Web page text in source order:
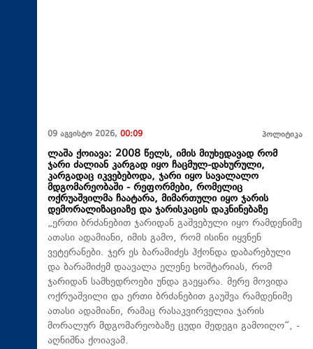
09 აგვისტო 2026, 00:09 პოლიტიკა
ლაშა ქოიავა: 2008 წელს, იმის მიუხედავად რომ
ჯარი ძალიან კარგად იყო ჩაცმულ-დახურული,
კარგადაც იკვებებოდა, ჯარი იყო სავალალო
მდგომარეობაში - რეფორმები, რომელიც
ოქრუაშვილმა ჩაატარა, მიმართული იყო ჯარის
დემორალიზაციაზე და ჯარისკაცის დაკნინებაზე
„ერთი ბრძანებით ჯარიდან გაშვებული იყო რამდენიმე
ათასი ადამიანი, იმის გამო, რომ ისინი იყვნენ
ვეტერანები. ჯერ ეს ბარამიძეს ჰქონდა დაბარებული
და ბარამიძემ დაავალა ელენე ხოშტარიას, რომ
ჯარიდან სამხედროები უნდა გაეყარა. მერე მოვიდა
ოქრუაშვილი და ერთი ბრძანებით გაუშვა რამდენიმე
ათასი ადამიანი, რამაც რასაკვირველია ჯარის
მორალურ მდგომარეობაზე ცუდი შედეგი გამოიღო“, -
აღნიშნა ქოიავამ.